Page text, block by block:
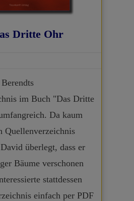
Dritte Ohr
im Buch "Das Dritte
Da kaum
Quellenverzeichnis
überlegt, dass er
Bäume verschonen
stattdessen
einfach per PDF